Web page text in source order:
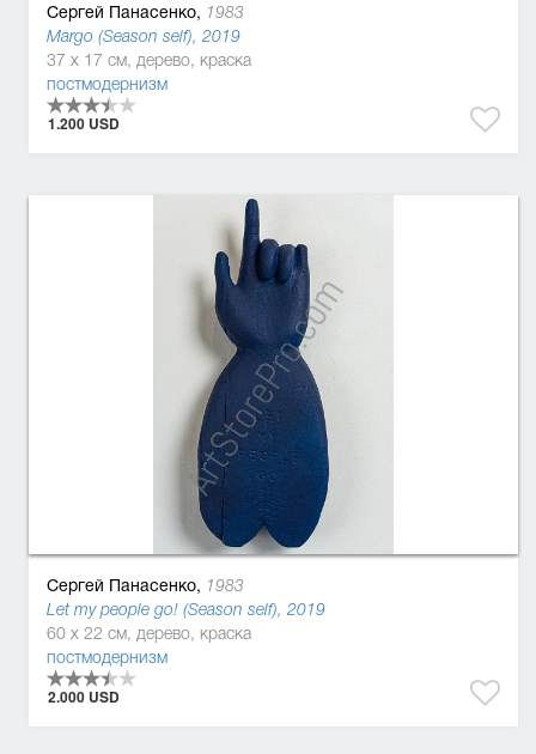
Сергей Панасенко, 1983
Margo (Season self), 2019
37 x 17 см, дерево, краска
постмодернизм
1.200 USD
Сергей Панасенко, 1983
Let my people go! (Season self), 2019
60 x 22 см, дерево, краска
постмодернизм
2.000 USD